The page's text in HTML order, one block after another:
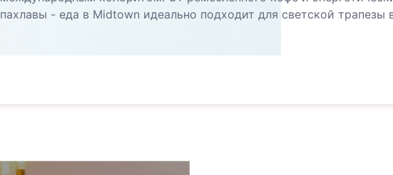
пахлавы - еда в Midtown идеально подходит для светской трапезы